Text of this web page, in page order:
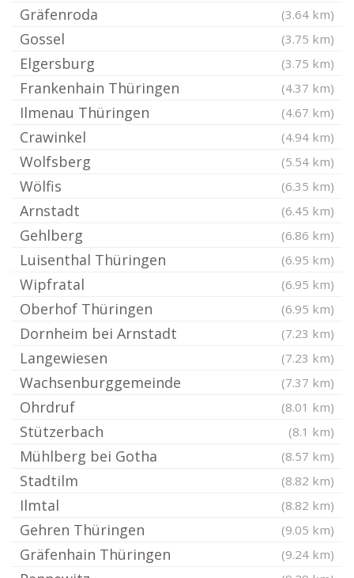
Gräfenroda (3.64 km)
Gossel (3.75 km)
Elgersburg (3.75 km)
Frankenhain Thüringen (4.37 km)
Ilmenau Thüringen (4.67 km)
Crawinkel (4.94 km)
Wolfsberg (5.54 km)
Wölfis (6.35 km)
Arnstadt (6.45 km)
Gehlberg (6.86 km)
Luisenthal Thüringen (6.95 km)
Wipfratal (6.95 km)
Oberhof Thüringen (6.95 km)
Dornheim bei Arnstadt (7.23 km)
Langewiesen (7.23 km)
Wachsenburggemeinde (7.37 km)
Ohrdruf (8.01 km)
Stützerbach (8.1 km)
Mühlberg bei Gotha (8.57 km)
Stadtilm (8.82 km)
Ilmtal (8.82 km)
Gehren Thüringen (9.05 km)
Gräfenhain Thüringen (9.24 km)